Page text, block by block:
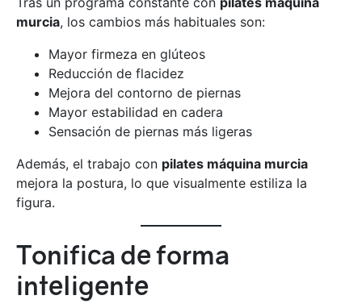
murcia, los cambios más habituales son:
Mayor firmeza en glúteos
Reducción de flacidez
Mejora del contorno de piernas
Mayor estabilidad en cadera
Sensación de piernas más ligeras
Además, el trabajo con pilates máquina murcia
mejora la postura, lo que visualmente estiliza la
figura.
Tonifica de forma
inteligente